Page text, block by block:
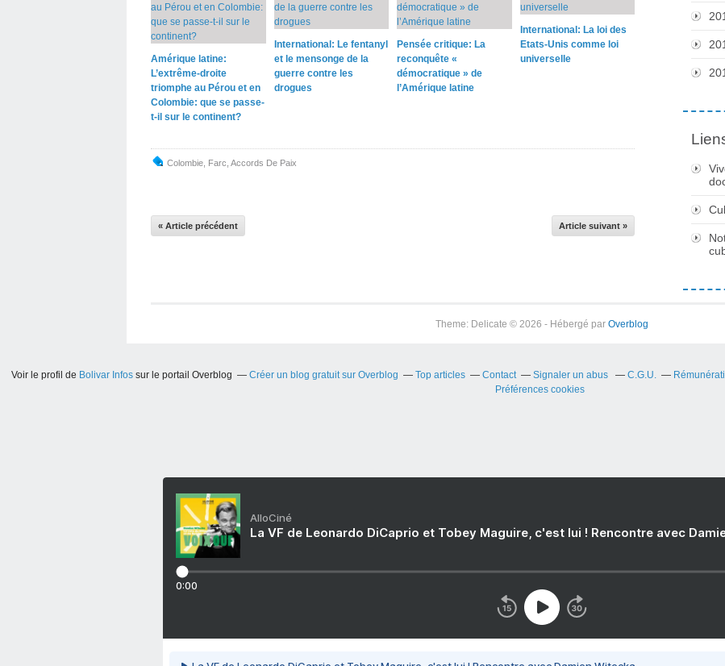
Amérique latine:
L’extrême-droite
triomphe au Pérou et en
Colombie: que se passe-
t-il sur le continent?
International: Le fentanyl
et le mensonge de la
guerre contre les
drogues
Pensée critique: La
reconquête «
démocratique » de
l’Amérique latine
International: La loi des
Etats-Unis comme loi
universelle
Colombie Farc Accords De Paix
« Article précédent Article suivant »
Theme: Delicate © 2026 - Hébergé par Overblog
Voir le profil de Bolivar Infossur le portail Overblog Créer un blog gratuit sur Overblog Top articles Contact Signaler un abus C.G.U.
Préférences cookies
AlloCiné
La VF de Leonardo DiCaprio et Tobey Maguire, c'est lui ! Rencontre avec
0:00